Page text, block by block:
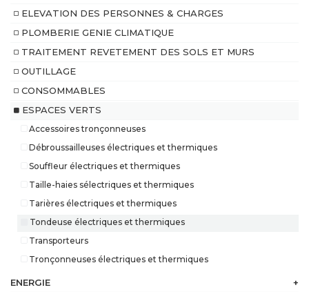
ELEVATION DES PERSONNES & CHARGES
PLOMBERIE GENIE CLIMATIQUE
TRAITEMENT REVETEMENT DES SOLS ET MURS
OUTILLAGE
CONSOMMABLES
ESPACES VERTS
Accessoires tronçonneuses
Débroussailleuses électriques et thermiques
Souffleur électriques et thermiques
Taille-haies sélectriques et thermiques
Tarières électriques et thermiques
Tondeuse électriques et thermiques
Transporteurs
Tronçonneuses électriques et thermiques
ENERGIE +